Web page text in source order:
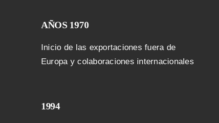
AÑOS 1970
Inicio de las exportaciones fuera de
Europa y colaboraciones internacionales
1994